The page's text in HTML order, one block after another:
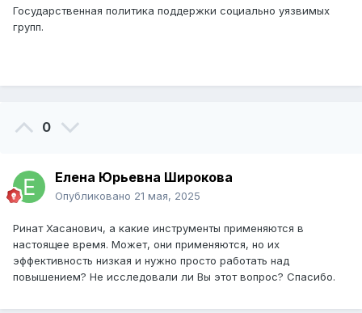
Государственная политика поддержки социально уязвимых
групп.
0
Елена Юрьевна Широкова
Опубликовано 21 мая, 2025
Ринат Хасанович, а какие инструменты применяются в
настоящее время. Может, они применяются, но их
эффективность низкая и нужно просто работать над
повышением? Не исследовали ли Вы этот вопрос? Спасибо.